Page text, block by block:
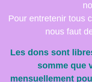
Pour entretenir tous
nous faut
Les dons sont
somme que
mensuellement